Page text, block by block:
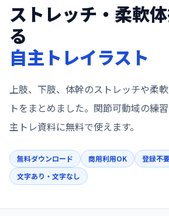
ストレッチ・柔軟
る
自主トレイラスト
上肢、下肢、体幹のストレッチや柔
トをまとめました。関節可動域の練
主トレ資料に無料で使えます。
無料ダウンロード 商用利用OK
登録不
文字あり・文字なし